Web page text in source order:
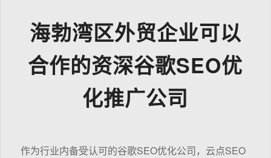
海勃湾区外贸企业可以
合作的资深谷歌SEO优
化推广公司
作为行业内备受认可的谷歌SEO优化公司，云点SEO